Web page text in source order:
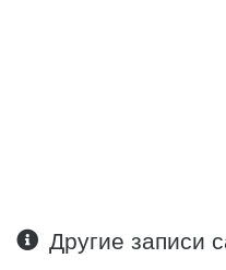
Другие записи